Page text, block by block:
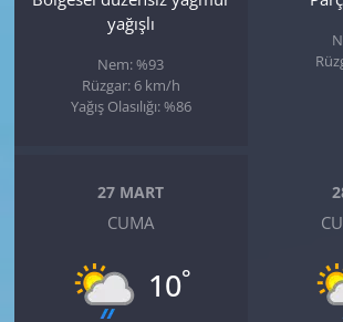
yağışlı
Nem: %93
Rüzgar: 6 km/h
Yağış Olasılığı: %86
27 MART
CUMA
10°